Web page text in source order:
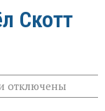
Скотт
к
записи
отключены